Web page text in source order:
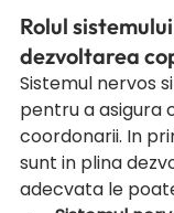
Rolul
dezvoltarea
Sistemul nervos
pentru a asigura
coordonarii. In
sunt in plina
adecvata le